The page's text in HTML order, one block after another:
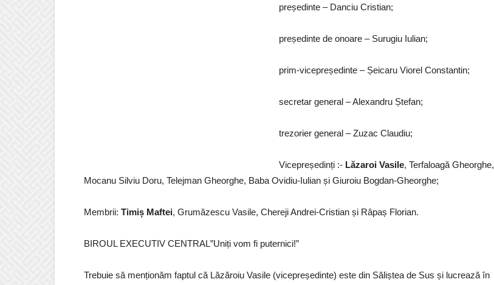
președinte – Danciu Cristian;
președinte de onoare – Surugiu Iulian;
prim-vicepreședinte – Șeicaru Viorel Constantin;
secretar general – Alexandru Ștefan;
trezorier general – Zuzac Claudiu;
Vicepreședinți :- Lăzaroi Vasile, Terfaloagă Gheorghe,
Mocanu Silviu Doru, Telejman Gheorghe, Baba Ovidiu-Iulian și Giuroiu Bogdan-Gheorghe;
Membrii: Timiș Maftei, Grumăzescu Vasile, Chereji Andrei-Cristian și Râpaș Florian.
BIROUL EXECUTIV CENTRAL”Uniți vom fi puternici!”
Trebuie să menționăm faptul că Lăzăroiu Vasile (vicepreședinte) este din Săliștea de Sus și lucrează în